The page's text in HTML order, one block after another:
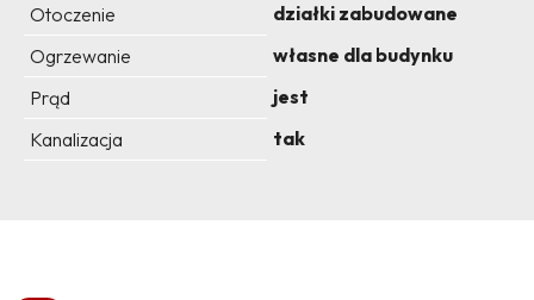
Otoczenie
działki zabudowane
Ogrzewanie
własne dla budynku
Prąd
jest
Kanalizacja
tak